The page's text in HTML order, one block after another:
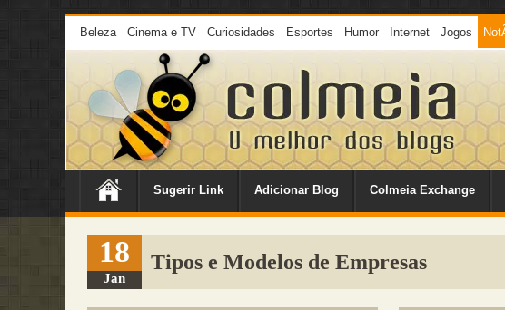
Beleza Cinema e TV Curiosidades Esportes Humor Internet Jogos
Sugerir Link Adicionar Blog Colmeia Exchange
18
Jan
Tipos e Modelos de Empresas